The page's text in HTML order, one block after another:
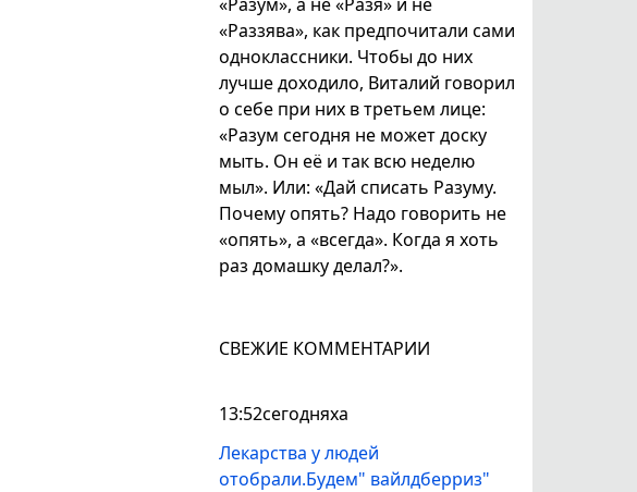
«Раззява», как предпочитали сами
одноклассники. Чтобы до них
лучше доходило, Виталий говорил
о себе при них в третьем лице:
«Разум сегодня не может доску
мыть. Он её и так всю неделю
мыл». Или: «Дай списать Разуму.
Почему опять? Надо говорить не
«опять», а «всегда». Когда я хоть
раз домашку делал?».
СВЕЖИЕ КОММЕНТАРИИ
13:52сегодняха
Лекарства у людей
отобрали.Будем" вайлдберриз"